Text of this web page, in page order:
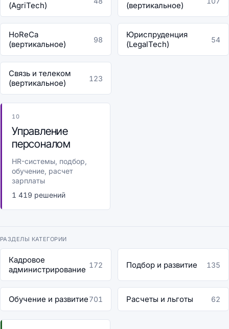
(AgriTech)
(вертикальное)
HoReCa
(вертикальное)
98
Юриспруденция
(LegalTech)
54
Связь и телеком
(вертикальное)
123
10
Управление
персоналом
HR-системы, подбор,
обучение, расчет
зарплаты
1 419 решений
РАЗДЕЛЫ КАТЕГОРИИ
Кадровое
администрирование 172 Подбор и развитие 135
Обучение и развитие701 Расчеты и льготы 62